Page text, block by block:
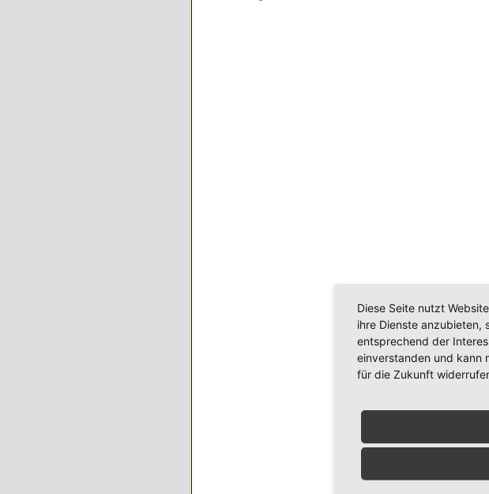
Diese Seite nutzt
ihre Dienste anzubieten,
entsprechend der
einverstanden und kann
für die Zukunft